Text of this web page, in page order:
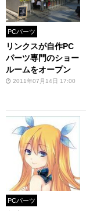
PCパーツ
リンクスが自作PC
パーツ専門のショー
ルームをオープン
2011年07月14日 17:00
PCパーツ